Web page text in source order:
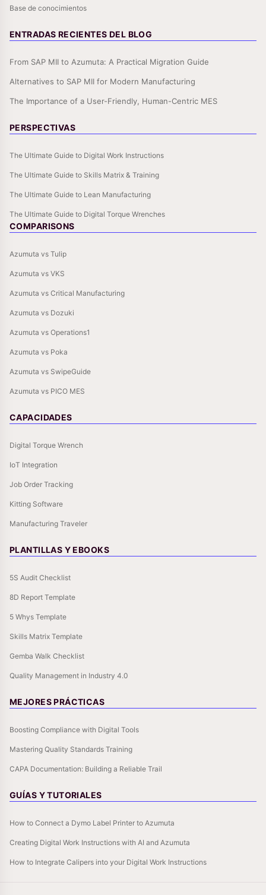
Base de conocimientos
ENTRADAS RECIENTES DEL BLOG
From SAP MII to Azumuta: A Practical Migration Guide
Alternatives to SAP MII for Modern Manufacturing
The Importance of a User-Friendly, Human-Centric MES
PERSPECTIVAS
The Ultimate Guide to Digital Work Instructions
The Ultimate Guide to Skills Matrix & Training
The Ultimate Guide to Lean Manufacturing
The Ultimate Guide to Digital Torque Wrenches
COMPARISONS
Azumuta vs Tulip
Azumuta vs VKS
Azumuta vs Critical Manufacturing
Azumuta vs Dozuki
Azumuta vs Operations1
Azumuta vs Poka
Azumuta vs SwipeGuide
Azumuta vs PICO MES
CAPACIDADES
Digital Torque Wrench
IoT Integration
Job Order Tracking
Kitting Software
Manufacturing Traveler
PLANTILLAS Y EBOOKS
5S Audit Checklist
8D Report Template
5 Whys Template
Skills Matrix Template
Gemba Walk Checklist
Quality Management in Industry 4.0
MEJORES PRÁCTICAS
Boosting Compliance with Digital Tools
Mastering Quality Standards Training
CAPA Documentation: Building a Reliable Trail
GUÍAS Y TUTORIALES
How to Connect a Dymo Label Printer to Azumuta
Creating Digital Work Instructions with AI and Azumuta
How to Integrate Calipers into your Digital Work Instructions